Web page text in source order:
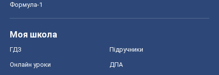
Формула-1
Моя школа
ГДЗ Підручники
Онлайн уроки ДПА